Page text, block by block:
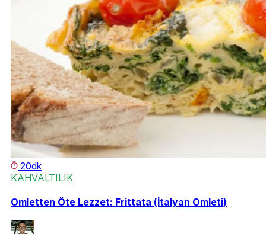
20dk
KAHVALTILIK
Omletten Öte Lezzet: Frittata (İtalyan Omleti)